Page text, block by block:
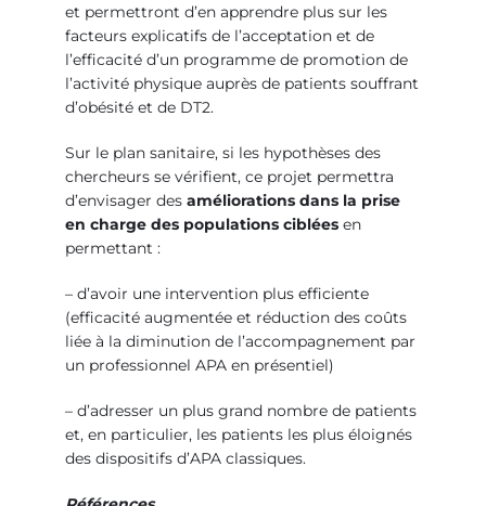
et permettront d’en apprendre plus sur les
facteurs explicatifs de l’acceptation et de
l’efficacité d’un programme de promotion de
l’activité physique auprès de patients souffrant
d’obésité et de DT2.
Sur le plan sanitaire, si les hypothèses des
chercheurs se vérifient, ce projet permettra
d’envisager des améliorations dans la prise
en charge des populations ciblées en
permettant :
– d’avoir une intervention plus efficiente
(efficacité augmentée et réduction des coûts
liée à la diminution de l’accompagnement par
un professionnel APA en présentiel)
– d’adresser un plus grand nombre de patients
et, en particulier, les patients les plus éloignés
des dispositifs d’APA classiques.